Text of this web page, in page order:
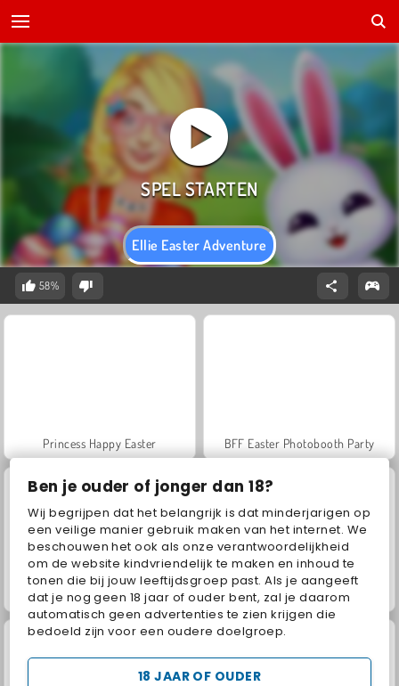
Ben je ouder of jonger dan 18?
Wij begrijpen dat het belangrijk is dat minderjarigen op
een veilige manier gebruik maken van het internet. We
beschouwen het ook als onze verantwoordelijkheid
om de website kindvriendelijk te maken en inhoud te
tonen die bij jouw leeftijdsgroep past. Als je aangeeft
dat je nog geen 18 jaar of ouder bent, zal je daarom
automatisch geen advertenties te zien krijgen die
bedoeld zijn voor een oudere doelgroep.
18 JAAR OF OUDER
Ellie Easter Adventure
58%
Princess Happy Easter BFF Easter Photobooth Party
Easter Funny Makeup Easter Glamping Trip